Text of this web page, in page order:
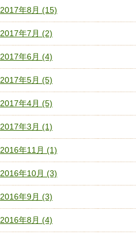
2017年8月 (15)
2017年7月 (2)
2017年6月 (4)
2017年5月 (5)
2017年4月 (5)
2017年3月 (1)
2016年11月 (1)
2016年10月 (3)
2016年9月 (3)
2016年8月 (4)